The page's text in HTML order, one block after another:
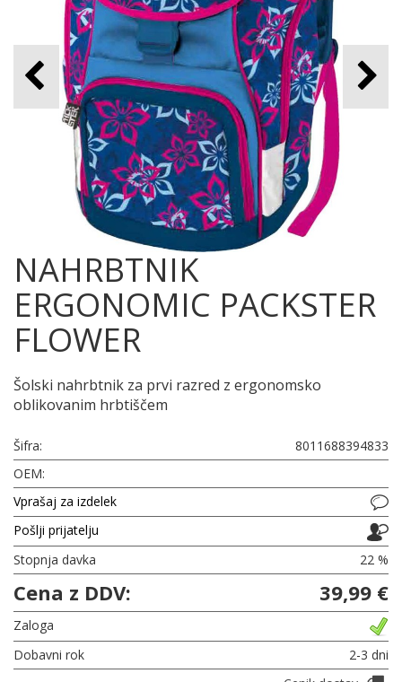
NAHRBTNIK
ERGONOMIC PACKSTER
FLOWER
Šolski nahrbtnik za prvi razred z ergonomsko
oblikovanim hrbtiščem
Šifra:
8011688394833
OEM:
Vprašaj za izdelek
Pošlji prijatelju
Stopnja davka
22 %
Cena z DDV: 39,99 €
Zaloga
Dobavni rok
2-3 dni